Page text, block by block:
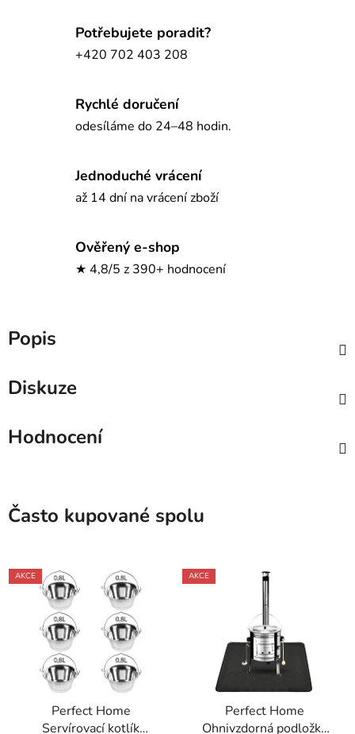
Potřebujete poradit?
+420 702 403 208
Rychlé doručení
odesíláme do 24–48 hodin.
Jednoduché vrácení
až 14 dní na vrácení zboží
Ověřený e-shop
★ 4,8/5 z 390+ hodnocení
Popis
Diskuze
Hodnocení
Často kupované spolu
AKCE
Perfect Home
Servírovací kotlík
AKCE
Perfect Home
Ohnivzdorná podložka